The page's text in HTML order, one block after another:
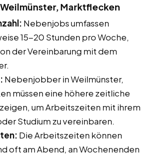
Marktflecken
Nebenjobs umfassen
15-20 Stunden pro Woche,
der Vereinbarung mit dem
Nebenjobber in Weilmünster,
müssen eine höhere zeitliche
um Arbeitszeiten mit ihrem
Studium zu vereinbaren.
Die Arbeitszeiten können
oft am Abend, an Wochenenden